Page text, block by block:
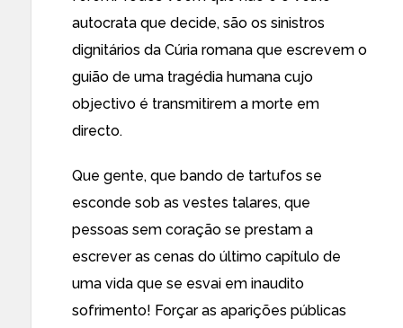
autocrata que decide, são os sinistros
dignitários da Cúria romana que escrevem o
guião de uma tragédia humana cujo
objectivo é transmitirem a morte em
directo.
Que gente, que bando de tartufos se
esconde sob as vestes talares, que
pessoas sem coração se prestam a
escrever as cenas do último capítulo de
uma vida que se esvai em inaudito
sofrimento! Forçar as aparições públicas